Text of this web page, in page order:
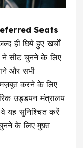
Seats
ही छिपे हुए खर्चों
ने सीट चुनने के लिए
और सभी
मज़बूत करने के लिए
उड्डयन मंत्रालय
वे यह सुनिश्चित करें
के लिए मुफ़्त